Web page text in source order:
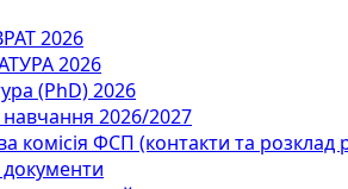
2026
2026
(PhD) 2026
навчання 2026/2027
комісія ФСП (контакти та розклад
документи